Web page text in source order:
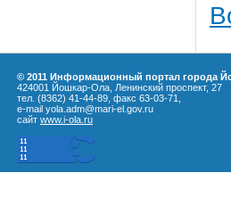
© 2011 Информационный портал города
424001 Йошкар-Ола, Ленинский проспект, 27
тел. (8362) 41-44-89, факс 63-03-71,
e-mail yola.adm@mari-el.gov.ru
сайт www.i-ola.ru